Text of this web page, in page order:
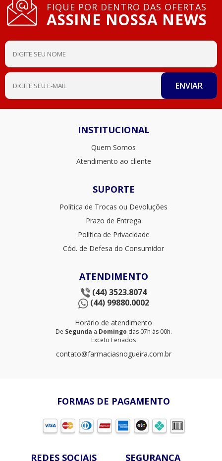
FIQUE POR DENTRO DAS OFERTAS
ASSINE NOSSA NEWS
INSTITUCIONAL
Quem Somos
Atendimento ao cliente
SUPORTE
Política de Trocas ou Devoluções
Prazo de Entrega
Política de Privacidade
Cód. de Defesa do Consumidor
ATENDIMENTO
(44) 3523.8074
(44) 99880.0002
Horário de atendimento
De Segunda a Domingo das 07h às 00h.
Exceto Feriados
contato@farmaciasnogueira.com.br
FORMAS DE PAGAMENTO
REDES SOCIAIS SEGURANÇA